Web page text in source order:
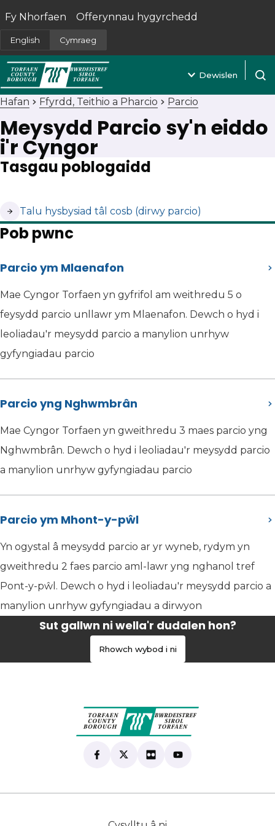
English Cymraeg
Fy Nhorfaen
(yn agor mewn tab newydd)
Offerynnau hygyrchedd
Dewislen
Hafan Ffyrdd, Teithio a Pharcio Parcio
Meysydd Parcio sy'n eiddo
i'r Cyngor
Tasgau poblogaidd
Talu hysbysiad tâl cosb (dirwy parcio)
(yn agor mewn tab newydd)
Pob pwnc
Parcio ym Mlaenafon
Mae Cyngor Torfaen yn gyfrifol am weithredu 5 o
feysydd parcio unllawr ym Mlaenafon. Dewch o hyd i
leoliadau'r meysydd parcio a manylion unrhyw
gyfyngiadau parcio
Parcio yng Nghwmbrân
Mae Cyngor Torfaen yn gweithredu 3 maes parcio yng
Nghwmbrân. Dewch o hyd i leoliadau'r meysydd parcio
a manylion unrhyw gyfyngiadau parcio
Parcio ym Mhont-y-pŵl
Yn ogystal â meysydd parcio ar yr wyneb, rydym yn
gweithredu 2 faes parcio aml-lawr yng nghanol tref
Pont-y-pŵl. Dewch o hyd i leoliadau'r meysydd parcio a
manylion unrhyw gyfyngiadau a dirwyon
Sut gallwn ni wella'r dudalen hon?
Rhowch wybod i ni
Find us on Facebook
(yn agor mewn tab newydd)
Follow us on X
(yn agor mewn tab newydd)
View our Flickr
(yn agor mewn tab
Subscribe to our
(yn agor mewn tab